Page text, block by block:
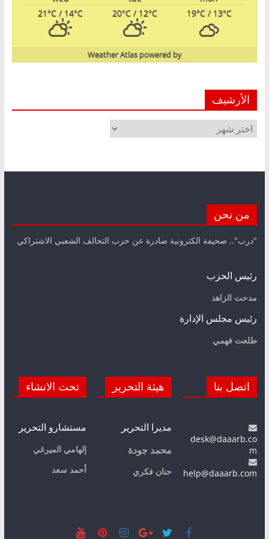
19°C/ 13°C
20°C / 12°C
21°C / 14°C
powered by
Weather Atlas
الأرشيف
الأرشيف
من نحن
"درب".. صحيفة الكترونية صادرة عن حزب التحالف الشعبي الاشتراكي
رئيس الحزب
مدحت الزاهد
رئيس مجلس الإدارة
طلعت فهمي
اتصل بنا
desk@daaarb.co
m
help@daaarb.com
هيئة التحرير
مديرا التحرير
محمد جودة
حنان فكري
تحت الانشاء
مستشارو التحرير
إلهامي الميرغي
أحمد سعد